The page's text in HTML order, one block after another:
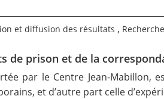
et diffusion des résultats ,
de prison et de la
par le Centre Jean-Mabillon,
et d’autre part celle